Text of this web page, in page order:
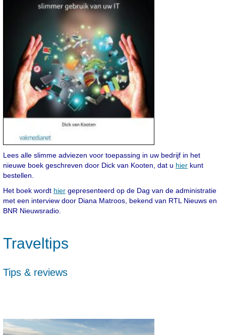
Lees alle slimme adviezen voor toepassing in uw bedrijf in het
nieuwe boek geschreven door Dick van Kooten, dat u hier kunt
bestellen.
Het boek wordt hier gepresenteerd op de Dag van de administratie
met een interview door Diana Matroos, bekend van RTL Nieuws en
BNR Nieuwsradio.
Traveltips
Tips & reviews